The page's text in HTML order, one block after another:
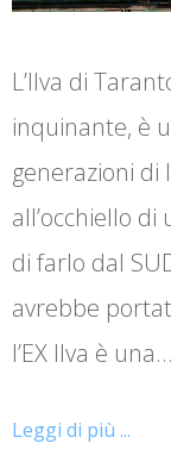
L’Ilva di
inquinante, è
generazioni di
all’occhiello di
di farlo dal
avrebbe
l’EX Ilva è una…
Leggi di più ...